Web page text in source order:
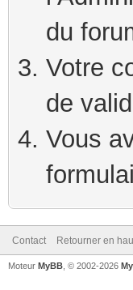
du
Votre
de
Vous
Contact Retourner en
Moteur MyBB , © 2002-2026